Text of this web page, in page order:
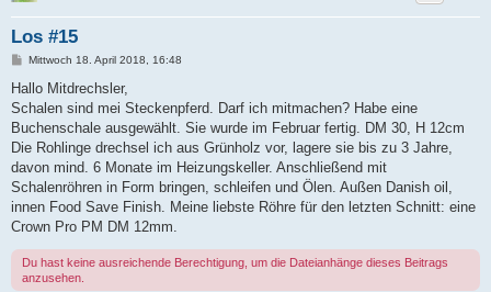
Los #15
B
i
r
a
Mittwoch 18. April 2018, 16:48
Hallo Mitdrechsler,
Schalen sind mei Steckenpferd. Darf ich mitmachen? Habe eine
Buchenschale ausgewählt. Sie wurde im Februar fertig. DM 30, H 12cm
Die Rohlinge drechsel ich aus Grünholz vor, lagere sie bis zu 3 Jahre,
davon mind. 6 Monate im Heizungskeller. Anschließend mit
Schalenröhren in Form bringen, schleifen und Ölen. Außen Danish oil,
innen Food Save Finish. Meine liebste Röhre für den letzten Schnitt: eine
Crown Pro PM DM 12mm.
Du hast keine ausreichende Berechtigung, um die Dateianhänge dieses Beitrags
anzusehen.